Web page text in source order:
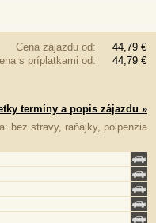
Cena zájazdu od:
44,79 €
s príplatkami od:
44,79 €
termíny a popis zájazdu »
bez stravy, raňajky, polpenzia